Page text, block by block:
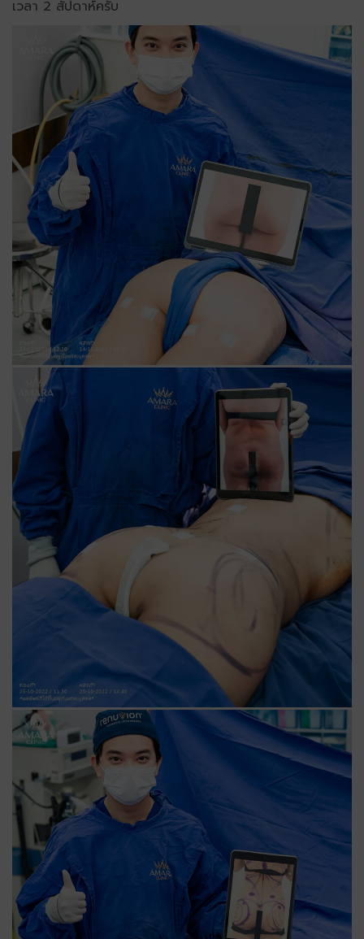
เวลา 2 สัปดาห์ครับ